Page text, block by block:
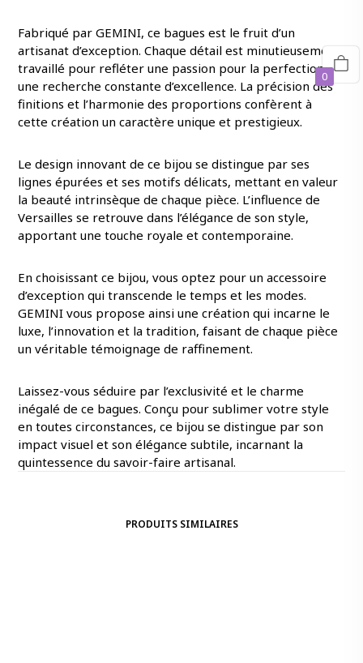
Fabriqué par GEMINI, ce bagues est le fruit d’un
artisanat d’exception. Chaque détail est minutieusement
travaillé pour refléter une passion pour la perfection et
une recherche constante d’excellence. La précision des
finitions et l’harmonie des proportions confèrent à
cette création un caractère unique et prestigieux.
Le design innovant de ce bijou se distingue par ses
lignes épurées et ses motifs délicats, mettant en valeur
la beauté intrinsèque de chaque pièce. L’influence de
Versailles se retrouve dans l’élégance de son style,
apportant une touche royale et contemporaine.
En choisissant ce bijou, vous optez pour un accessoire
d’exception qui transcende le temps et les modes.
GEMINI vous propose ainsi une création qui incarne le
luxe, l’innovation et la tradition, faisant de chaque pièce
un véritable témoignage de raffinement.
Laissez-vous séduire par l’exclusivité et le charme
inégalé de ce bagues. Conçu pour sublimer votre style
en toutes circonstances, ce bijou se distingue par son
impact visuel et son élégance subtile, incarnant la
quintessence du savoir-faire artisanal.
PRODUITS SIMILAIRES
0